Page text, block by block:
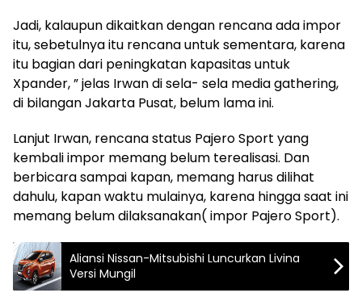
Jadi, kalaupun dikaitkan dengan rencana ada impor
itu, sebetulnya itu rencana untuk sementara, karena
itu bagian dari peningkatan kapasitas untuk
Xpander, ” jelas Irwan di sela- sela media gathering,
di bilangan Jakarta Pusat, belum lama ini.
Lanjut Irwan, rencana status Pajero Sport yang
kembali impor memang belum terealisasi. Dan
berbicara sampai kapan, memang harus dilihat
dahulu, kapan waktu mulainya, karena hingga saat ini
memang belum dilaksanakan( impor Pajero Sport).
Aliansi Nissan-Mitsubishi Luncurkan Livina
Versi Mungil